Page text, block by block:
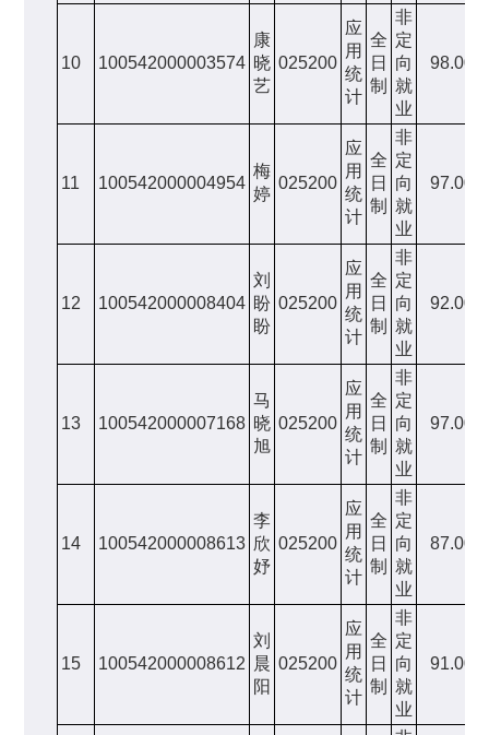
10 100542000003574
康
晓
艺
025200
应
用
统
计
全
日
制
非
定
向
就
业
98.00
11 100542000004954
梅
婷
025200
应
用
统
计
全
日
制
非
定
向
就
业
97.00
12 100542000008404
刘
盼
盼
025200
应
用
统
计
全
日
制
非
定
向
就
业
92.00
13 100542000007168
马
晓
旭
025200
应
用
统
计
全
日
制
非
定
向
就
业
97.00
14 100542000008613
李
欣
妤
025200
应
用
统
计
全
日
制
非
定
向
就
业
87.00
15 100542000008612
刘
晨
阳
025200
应
用
统
计
全
日
制
非
定
向
就
业
91.00